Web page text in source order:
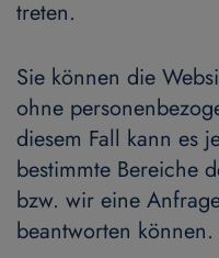
treten.
Sie können die
ohne
diesem Fall kann es
bestimmte Bereiche
bzw. wir eine
beantworten können.